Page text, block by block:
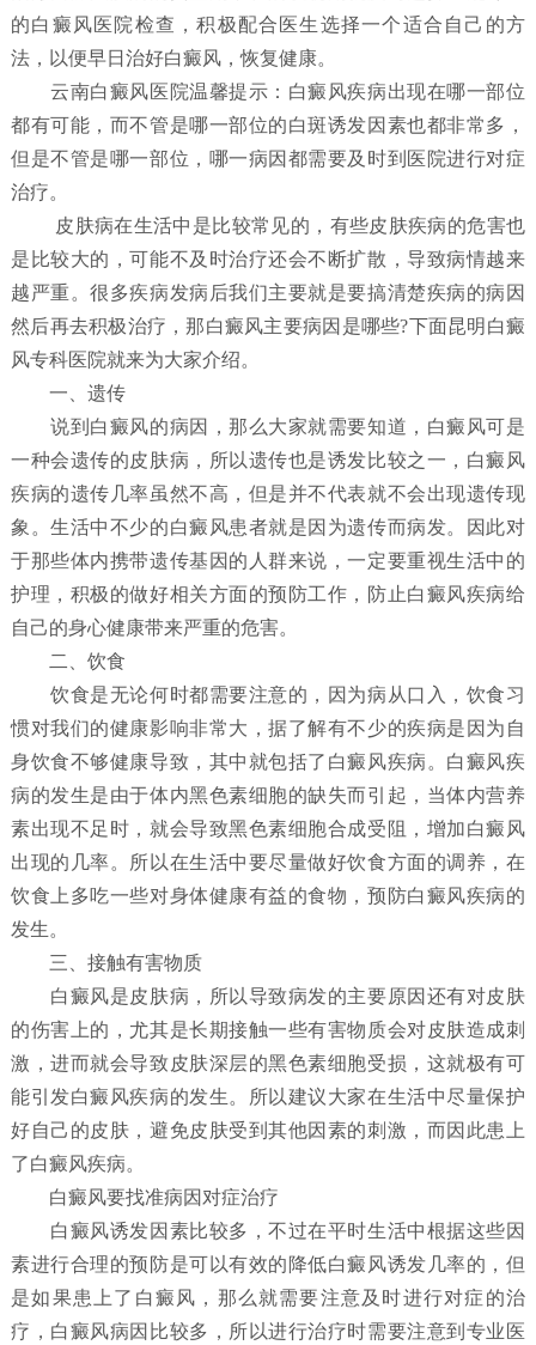
的白癜风医院检查，积极配合医生选择一个适合自己的方
法，以便早日治好白癜风，恢复健康。
云南白癜风医院温馨提示：白癜风疾病出现在哪一部位
都有可能，而不管是哪一部位的白斑诱发因素也都非常多，
但是不管是哪一部位，哪一病因都需要及时到医院进行对症
治疗。
皮肤病在生活中是比较常见的，有些皮肤疾病的危害也
是比较大的，可能不及时治疗还会不断扩散，导致病情越来
越严重。很多疾病发病后我们主要就是要搞清楚疾病的病因
然后再去积极治疗，那白癜风主要病因是哪些?下面昆明白癜
风专科医院就来为大家介绍。
一、遗传
说到白癜风的病因，那么大家就需要知道，白癜风可是
一种会遗传的皮肤病，所以遗传也是诱发比较之一，白癜风
疾病的遗传几率虽然不高，但是并不代表就不会出现遗传现
象。生活中不少的白癜风患者就是因为遗传而病发。因此对
于那些体内携带遗传基因的人群来说，一定要重视生活中的
护理，积极的做好相关方面的预防工作，防止白癜风疾病给
自己的身心健康带来严重的危害。
二、饮食
饮食是无论何时都需要注意的，因为病从口入，饮食习
惯对我们的健康影响非常大，据了解有不少的疾病是因为自
身饮食不够健康导致，其中就包括了白癜风疾病。白癜风疾
病的发生是由于体内黑色素细胞的缺失而引起，当体内营养
素出现不足时，就会导致黑色素细胞合成受阻，增加白癜风
出现的几率。所以在生活中要尽量做好饮食方面的调养，在
饮食上多吃一些对身体健康有益的食物，预防白癜风疾病的
发生。
三、接触有害物质
白癜风是皮肤病，所以导致病发的主要原因还有对皮肤
的伤害上的，尤其是长期接触一些有害物质会对皮肤造成刺
激，进而就会导致皮肤深层的黑色素细胞受损，这就极有可
能引发白癜风疾病的发生。所以建议大家在生活中尽量保护
好自己的皮肤，避免皮肤受到其他因素的刺激，而因此患上
了白癜风疾病。
白癜风要找准病因对症治疗
白癜风诱发因素比较多，不过在平时生活中根据这些因
素进行合理的预防是可以有效的降低白癜风诱发几率的，但
是如果患上了白癜风，那么就需要注意及时进行对症的治
疗，白癜风病因比较多，所以进行治疗时需要注意到专业医